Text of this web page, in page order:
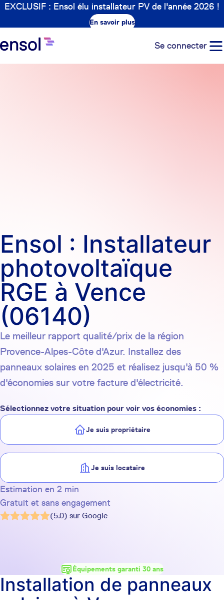
EXCLUSIF : Ensol élu installateur PV de l'année 2026 !
En savoir plus
Se connecter
Ensol : Installateur
photovoltaïque
RGE à Vence
(06140)
Le meilleur rapport qualité/prix de la région
Provence-Alpes-Côte d'Azur. Installez des
panneaux solaires en 2025 et réalisez jusqu'à 50 %
d'économies sur votre facture d'électricité.
Sélectionnez votre situation pour voir vos économies :
Je suis propriétaire
Je suis locataire
Estimation en 2 min
Gratuit et sans engagement
(5.0) sur Google
Équipements garanti 30 ans
Installation de panneaux